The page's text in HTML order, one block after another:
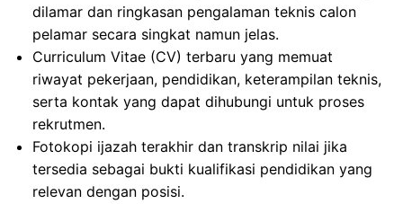
dilamar dan ringkasan pengalaman teknis calon
pelamar secara singkat namun jelas.
Curriculum Vitae (CV) terbaru yang memuat
riwayat pekerjaan, pendidikan, keterampilan teknis,
serta kontak yang dapat dihubungi untuk proses
rekrutmen.
Fotokopi ijazah terakhir dan transkrip nilai jika
tersedia sebagai bukti kualifikasi pendidikan yang
relevan dengan posisi.